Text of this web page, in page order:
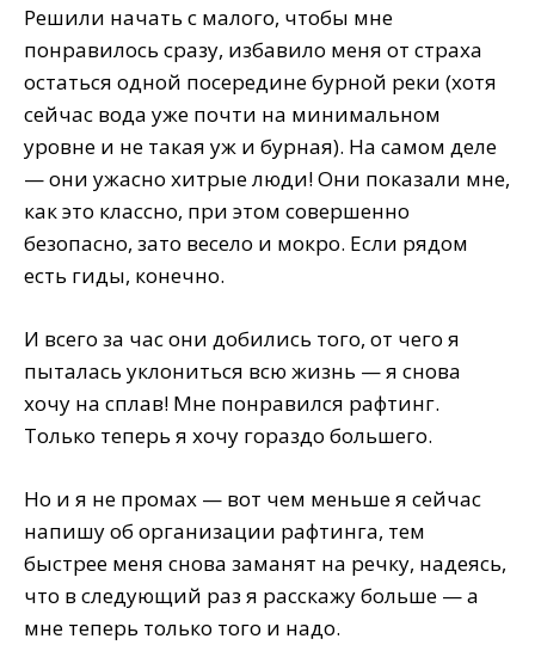
Решили начать с малого, чтобы мне
понравилось сразу, избавило меня от страха
остаться одной посередине бурной реки (хотя
сейчас вода уже почти на минимальном
уровне и не такая уж и бурная). На самом деле
— они ужасно хитрые люди! Они показали мне,
как это классно, при этом совершенно
безопасно, зато весело и мокро. Если рядом
есть гиды, конечно.
И всего за час они добились того, от чего я
пыталась уклониться всю жизнь — я снова
хочу на сплав! Мне понравился рафтинг.
Только теперь я хочу гораздо большего.
Но и я не промах — вот чем меньше я сейчас
напишу об организации рафтинга, тем
быстрее меня снова заманят на речку, надеясь,
что в следующий раз я расскажу больше — а
мне теперь только того и надо.